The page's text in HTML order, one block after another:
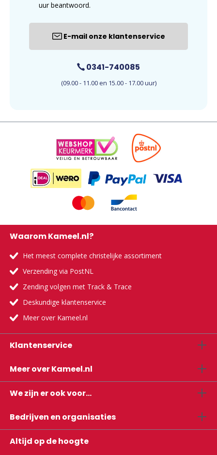
uur beantwoord.
E-mail onze klantenservice
0341-740085
(09.00 - 11.00 en 15.00 - 17.00 uur)
Waarom Kameel.nl?
Het meest complete christelijke assortiment
Verzending via PostNL
Zending volgen met Track & Trace
Deskundige klantenservice
Meer over Kameel.nl
Klantenservice
Meer over Kameel.nl
We zijn er ook voor...
Bedrijven en organisaties
Altijd op de hoogte